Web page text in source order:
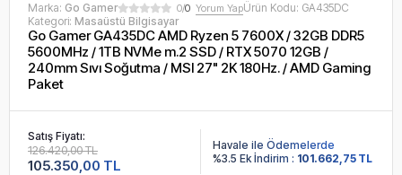
Marka: Go Gamer 0/0 Yorum YapÜrün Kodu: GA435DC
Kategori: Masaüstü Bilgisayar
Go Gamer GA435DC AMD Ryzen 5 7600X / 32GB DDR5
5600MHz / 1TB NVMe m.2 SSD / RTX 5070 12GB /
240mm Sıvı Soğutma / MSI 27" 2K 180Hz. / AMD Gaming
Paket
Satış Fiyatı:
105.350,00 TL
126.420,00 TL
Havale ile Ödemelerde
%3.5 Ek İndirim : 101.662,75 TL